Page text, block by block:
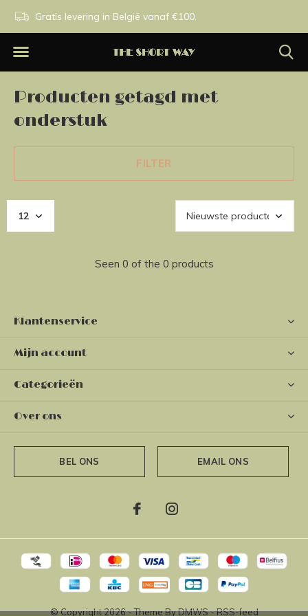
Gratis levering in België vanaf €100.
Producten getagd met
onderstuk
FILTER
Seen 0 of the 0 products
Klantenservice
Mijn account
Categorieën
Over ons
BEL ONS EMAIL ONS
© Copyright2026- Theme ByDMWS-RSS-feed